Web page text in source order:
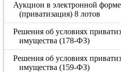
Аукцион в электронной
(приватизация) 8 лотов
Решения об условиях
имущества (178-ФЗ)
Решения об условиях
имущества (159-ФЗ)